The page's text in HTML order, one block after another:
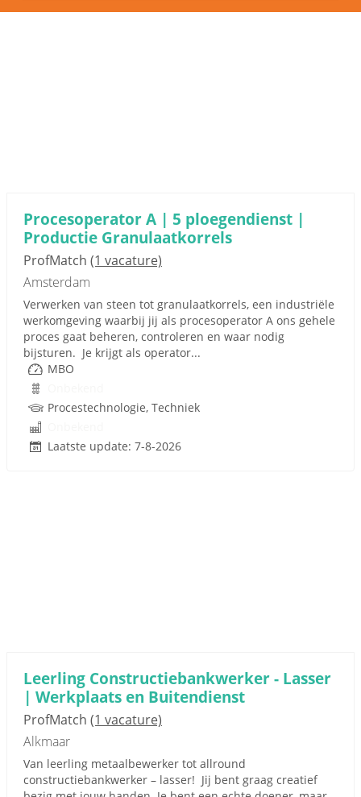
Procesoperator A | 5 ploegendienst |
Productie Granulaatkorrels
ProfMatch (1 vacature)
Amsterdam
Verwerken van steen tot granulaatkorrels, een industriële
werkomgeving waarbij jij als procesoperator A ons gehele
proces gaat beheren, controleren en waar nodig
bijsturen. Je krijgt als operator...
MBO
Procestechnologie, Techniek
Laatste update: 7-8-2026
Leerling Constructiebankwerker - Lasser
| Werkplaats en Buitendienst
ProfMatch (1 vacature)
Alkmaar
Van leerling metaalbewerker tot allround
constructiebankwerker – lasser! Jij bent graag creatief